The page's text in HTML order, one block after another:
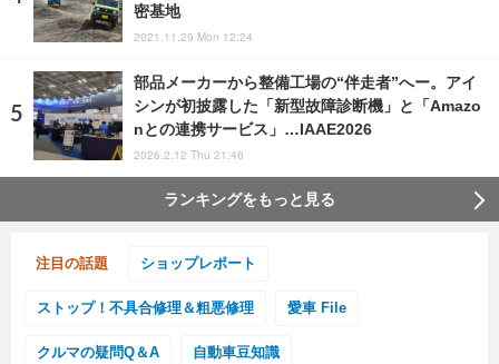
密基地
2021.11.29 Mon 12:24
部品メーカーから整備工場の“伴走者”へー。アイ
シンが初披露した「新型故障診断機」と「Amazo
nとの連携サービス」…IAAE2026
2026.2.12 Thu 21:46
ランキングをもっと見る
注目の話題 ショップレポート
ストップ！不具合修理＆粗悪修理 愛車 File
クルマの疑問Q＆A 自動車豆知識